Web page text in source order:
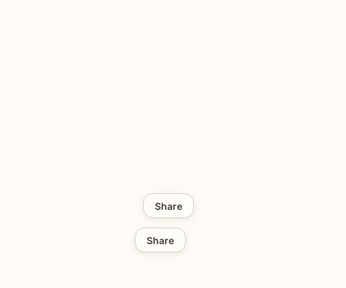
Share
Share